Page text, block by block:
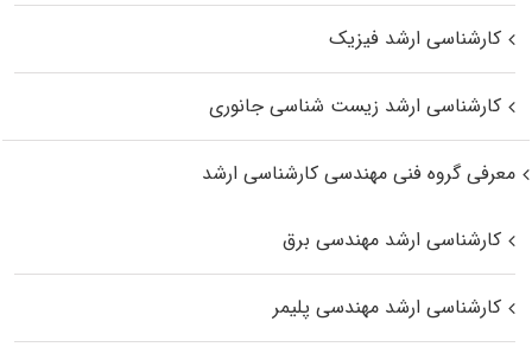
کارشناسی ارشد فیزیک
کارشناسی ارشد زیست‌ شناسی جانوری
معرفی گروه فنی مهندسی کارشناسی ارشد
کارشناسی ارشد مهندسی برق
کارشناسی ارشد مهندسی پلیمر